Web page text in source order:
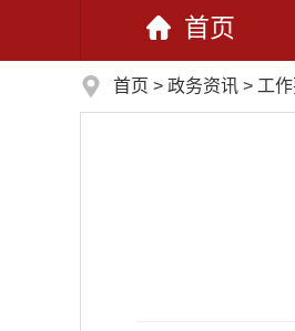
首页
首页 > 政务资讯 > 工